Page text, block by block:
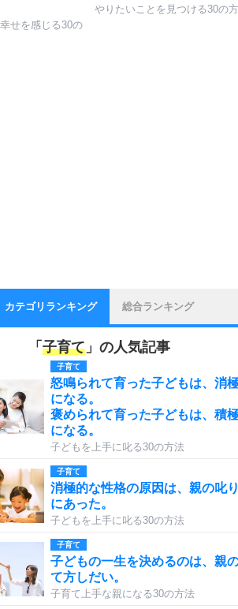
せを感じる30の
やりたいことを見つける30の
カテゴリランキング 総合ランキング
「 子育て 」の人気記事
子育て
怒鳴られて育った子どもは、消
になる。
褒められて育った子どもは、積
になる。
子どもを上手に叱る30の方法
子育て
消極的な性格の原因は、親の叱
にあった。
子どもを上手に叱る30の方法
子育て
子どもの一生を決めるのは、親
て方しだい。
子育て上手な親になる30の方法